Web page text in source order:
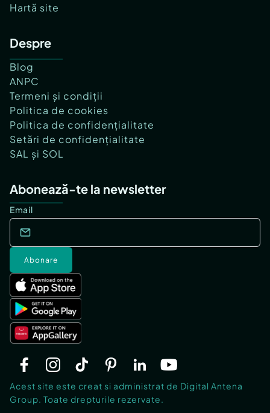
Hartă site
Despre
Blog
ANPC
Termeni și condiții
Politica de cookies
Politica de confidențialitate
Setări de confidențialitate
SAL și SOL
Abonează-te la newsletter
Email
Abonare
Acest site este creat si administrat de Digital Antena
Group. Toate drepturile rezervate.